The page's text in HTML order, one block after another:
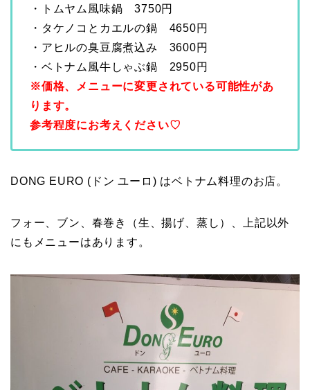
・トムヤム風味鍋 3750円
・タケノコとカエルの鍋 4650円
・アヒルの臭豆腐煮込み 3600円
・ベトナム風牛しゃぶ鍋 2950円
※価格、メニューに変更されている可能性があ
ります。
参考程度にお考えください♡
DONG EURO (ドン ユーロ) はベトナム料理のお店。
フォー、ブン、春巻き（生、揚げ、蒸し）、上記以外
にもメニューはあります。